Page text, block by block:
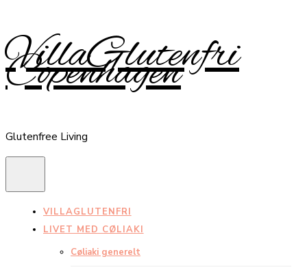
VillaGlutenfri
Copenhagen
Glutenfree Living
VILLAGLUTENFRI
LIVET MED CØLIAKI
Cøliaki generelt